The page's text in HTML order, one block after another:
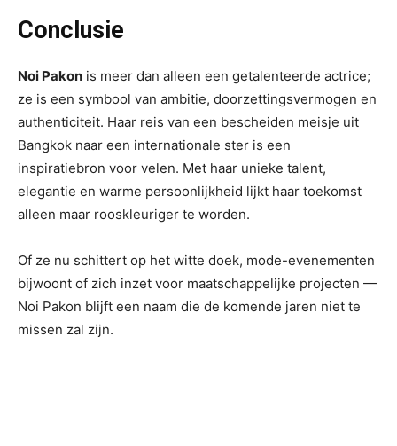
Conclusie
Noi Pakon is meer dan alleen een getalenteerde actrice;
ze is een symbool van ambitie, doorzettingsvermogen en
authenticiteit. Haar reis van een bescheiden meisje uit
Bangkok naar een internationale ster is een
inspiratiebron voor velen. Met haar unieke talent,
elegantie en warme persoonlijkheid lijkt haar toekomst
alleen maar rooskleuriger te worden.
Of ze nu schittert op het witte doek, mode-evenementen
bijwoont of zich inzet voor maatschappelijke projecten —
Noi Pakon blijft een naam die de komende jaren niet te
missen zal zijn.